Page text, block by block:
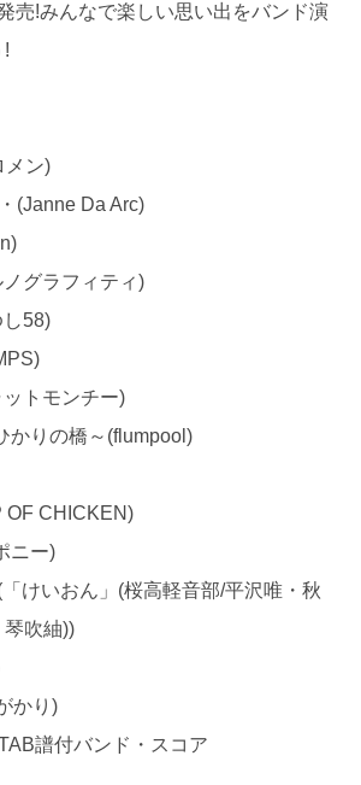
売!みんなで楽しい思い出をバンド演
!
メン)
(Janne Da Arc)
グラフィティ)
58)
トモンチー)
かりの橋～(flumpool)
OF CHICKEN)
ニー)
けいおん」(桜高軽音部/平沢唯・秋
琴吹紬))
かり)
譜付バンド・スコア